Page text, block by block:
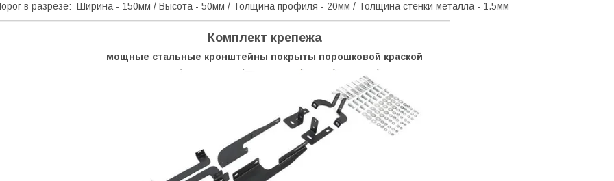
в разрезе: Ширина - 150мм / Высота - 50мм / Толщина профиля - 20мм / Толщина стенки металла - 1.5мм
Комплект крепежа
мощные стальные кронштейны покрыты порошковой краской